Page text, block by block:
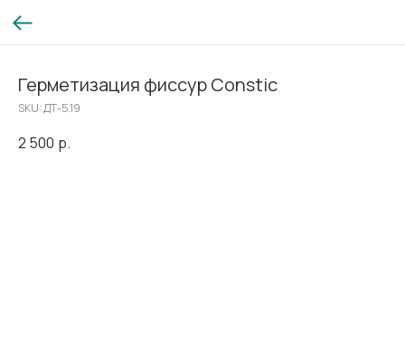
Герметизация фиссур Constic
SKU:ДТ-5.19
2 500 р.